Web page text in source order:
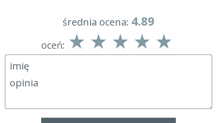
średnia ocena: 4.89
oceń: